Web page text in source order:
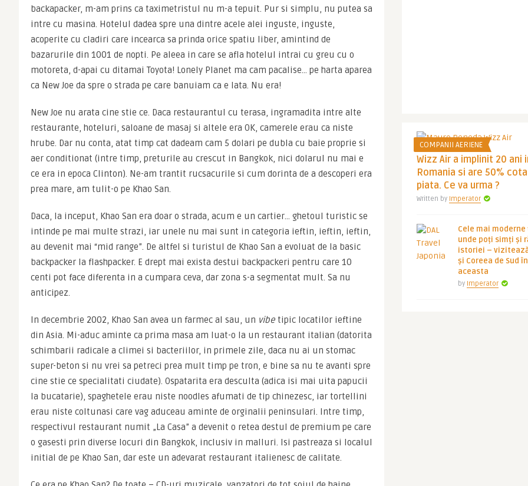
backapacker, m-am prins ca taximetristul nu m-a tepuit. Pur si simplu, nu putea sa
intre cu masina. Hotelul dadea spre una dintre acele alei inguste, inguste,
acoperite cu cladiri care incearca sa prinda orice spatiu liber, amintind de
bazarurile din 1001 de nopti. Pe aleea in care se afla hotelul intrai cu greu cu o
motoreta, d-apai cu ditamai Toyota! Lonely Planet ma cam pacalise… pe harta aparea
ca New Joe da spre o strada pe care banuiam ca e lata. Nu era!
New Joe nu arata cine stie ce. Daca restaurantul cu terasa, ingramadita intre alte
restaurante, hoteluri, saloane de masaj si altele era OK, camerele erau ca niste
hrube. Dar nu conta, atat timp cat dadeam cam 5 dolari pe dubla cu baie proprie si
aer conditionat (intre timp, preturile au crescut in Bangkok, nici dolarul nu mai e
ce era in epoca Clinton). Ne-am trantit rucsacurile si cum dorinta de a descoperi era
prea mare, am tulit-o pe Khao San.
Daca, la inceput, Khao San era doar o strada, acum e un cartier… ghetoul turistic se
intinde pe mai multe strazi, iar unele nu mai sunt in categoria ieftin, ieftin, ieftin,
au devenit mai “mid range”. De altfel si turistul de Khao San a evoluat de la basic
backpacker la flashpacker. E drept mai exista destui backpackeri pentru care 10
centi pot face diferenta in a cumpara ceva, dar zona s-a segmentat mult. Sa nu
anticipez.
In decembrie 2002, Khao San avea un farmec al sau, un vibe tipic locatilor ieftine
din Asia. Mi-aduc aminte ca prima masa am luat-o la un restaurant italian (datorita
schimbarii radicale a climei si bacteriilor, in primele zile, daca nu ai un stomac
super-beton si nu vrei sa petreci prea mult timp pe tron, e bine sa nu te avanti spre
cine stie ce specialitati ciudate). Ospatarita era desculta (adica isi mai uita papucii
la bucatarie), spaghetele erau niste noodles afumati de tip chinezesc, iar tortellini
erau niste coltunasi care vag aduceau aminte de orginalii peninsulari. Intre timp,
respectivul restaurant numit „La Casa” a devenit o retea destul de premium pe care
o gasesti prin diverse locuri din Bangkok, inclusiv in malluri. Isi pastreaza si localul
initial de pe Khao San, dar este un adevarat restaurant italienesc de calitate.
COMPANII AERIENE
Wizz Air a implinit 20 ani
Romania si are 50%
piata. Ce va urma ?
Written by Imperator
Cele mai
unde poți simți și
istoriei –
și Coreea de Sud
aceasta
by Imperator